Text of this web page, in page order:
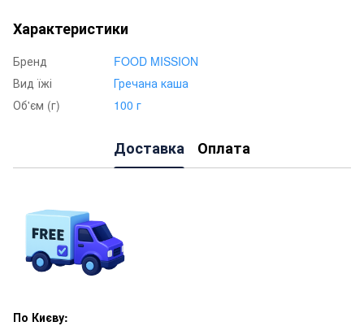
Характеристики
Бренд
FOOD MISSION
Вид їжі
Гречана каша
Об'єм (г)
100 г
Доставка Оплата
По Києву: